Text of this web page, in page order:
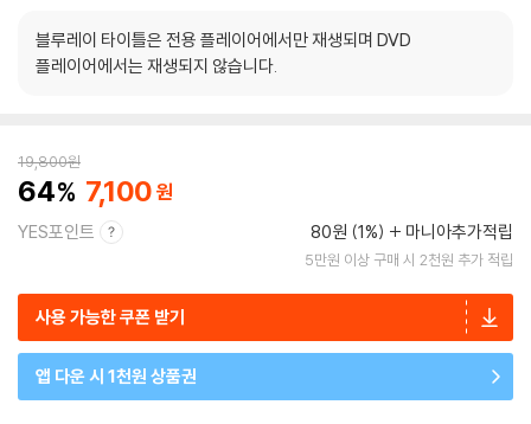
블루레이 타이틀은 전용 플레이어에서만 재생되며 DVD
플레이어에서는 재생되지 않습니다.
19,800원
64 7,100
YES포인트 80원 (1%) 마니아추가적립
5만원 이상 구매 시 2천원 추가 적립
사용 가능한 쿠폰 받기
앱 다운 시 1천원 상품권